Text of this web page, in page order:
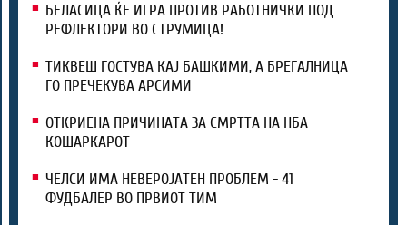
БЕЛАСИЦА ЌЕ ИГРА ПРОТИВ РАБОТНИЧКИ ПОД
РЕФЛЕКТОРИ ВО СТРУМИЦА!
ТИКВЕШ ГОСТУВА КАЈ БАШКИМИ, А БРЕГАЛНИЦА
ГО ПРЕЧЕКУВА АРСИМИ
ОТКРИЕНА ПРИЧИНАТА ЗА СМРТТА НА НБА
КОШАРКАРОТ
ЧЕЛСИ ИМА НЕВЕРОЈАТЕН ПРОБЛЕМ - 41
ФУДБАЛЕР ВО ПРВИОТ ТИМ